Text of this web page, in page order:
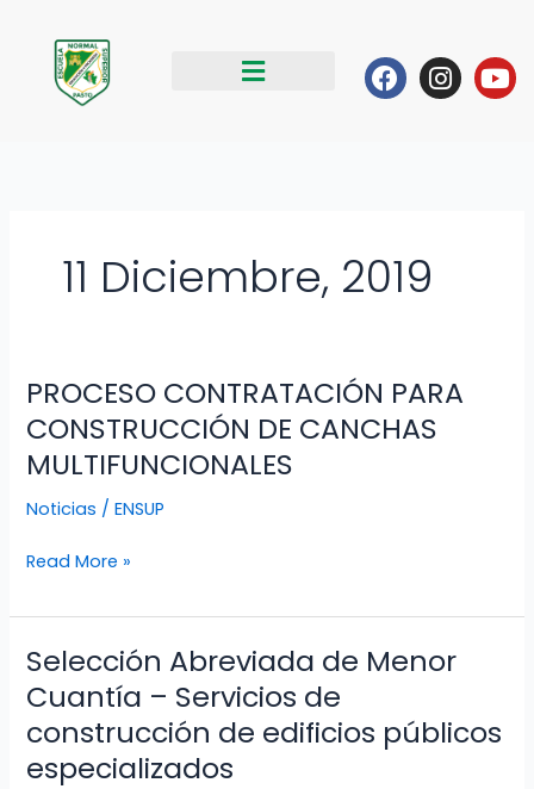
contenido
Facebook
11 Diciembre, 2019
PROCESO CONTRATACIÓN PARA
CONSTRUCCIÓN DE CANCHAS
MULTIFUNCIONALES
Noticias /ENSUP
PROCESO
CONTRATACIÓN
PARA
CONSTRUCCIÓN
DE
MULTIFUNCIONALES
Read More »
Selección Abreviada de Menor
Cuantía – Servicios de
construcción de edificios públicos
especializados
Selección
Abreviada
de
Menor
Cuantía